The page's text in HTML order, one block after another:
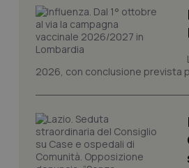
2026, con conclusione prevista